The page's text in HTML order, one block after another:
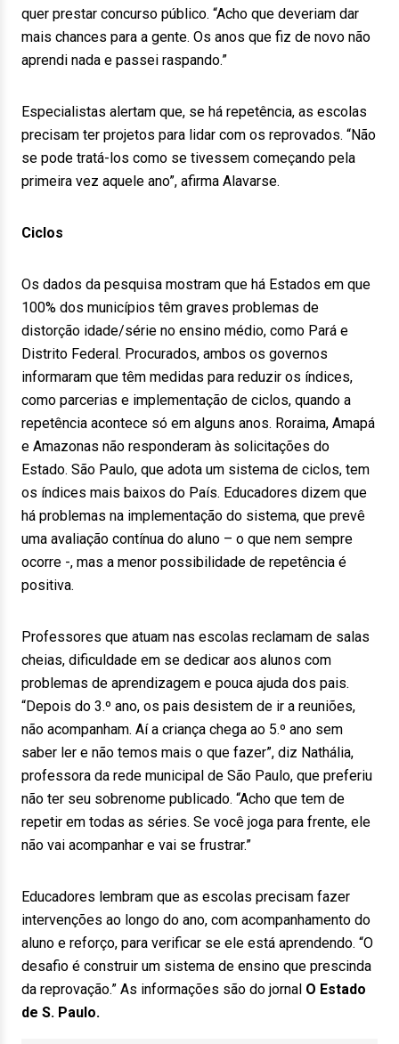
quer prestar concurso público. “Acho que deveriam dar
mais chances para a gente. Os anos que fiz de novo não
aprendi nada e passei raspando.”
Especialistas alertam que, se há repetência, as escolas
precisam ter projetos para lidar com os reprovados. “Não
se pode tratá-los como se tivessem começando pela
primeira vez aquele ano”, afirma Alavarse.
Ciclos
Os dados da pesquisa mostram que há Estados em que
100% dos municípios têm graves problemas de
distorção idade/série no ensino médio, como Pará e
Distrito Federal. Procurados, ambos os governos
informaram que têm medidas para reduzir os índices,
como parcerias e implementação de ciclos, quando a
repetência acontece só em alguns anos. Roraima, Amapá
e Amazonas não responderam às solicitações do
Estado. São Paulo, que adota um sistema de ciclos, tem
os índices mais baixos do País. Educadores dizem que
há problemas na implementação do sistema, que prevê
uma avaliação contínua do aluno – o que nem sempre
ocorre -, mas a menor possibilidade de repetência é
positiva.
Professores que atuam nas escolas reclamam de salas
cheias, dificuldade em se dedicar aos alunos com
problemas de aprendizagem e pouca ajuda dos pais.
“Depois do 3.º ano, os pais desistem de ir a reuniões,
não acompanham. Aí a criança chega ao 5.º ano sem
saber ler e não temos mais o que fazer”, diz Nathália,
professora da rede municipal de São Paulo, que preferiu
não ter seu sobrenome publicado. “Acho que tem de
repetir em todas as séries. Se você joga para frente, ele
não vai acompanhar e vai se frustrar.”
Educadores lembram que as escolas precisam fazer
intervenções ao longo do ano, com acompanhamento do
aluno e reforço, para verificar se ele está aprendendo. “O
desafio é construir um sistema de ensino que prescinda
da reprovação.” As informações são do jornal O Estado
de S. Paulo.